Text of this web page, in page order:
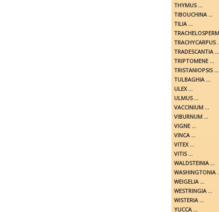
THYMUS ...
TIBOUCHINA ...
TILIA ...
TRACHYCARPUS
TRADESCANTIA ...
TRIPTOMENE ...
TRISTANIOPSIS ...
TULBAGHIA ...
ULEX ...
ULMUS ...
VACCINIUM ...
VIBURNUM ...
VIGNE ...
VINCA ...
VITEX ...
VITIS ...
WALDSTEINIA ...
WASHINGTONIA
WEIGELIA ...
WESTRINGIA ...
WISTERIA ...
YUCCA ...